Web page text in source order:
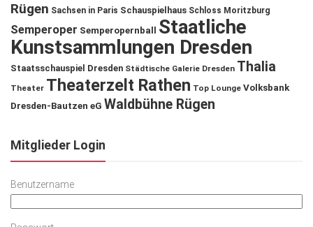
Rügen Sachsen in Paris Schauspielhaus Schloss Moritzburg
Semperoper Semperopernball
Staatliche
Kunstsammlungen Dresden
Staatsschauspiel Dresden Städtische Galerie Dresden Thalia
Theater Theaterzelt Rathen Top Lounge Volksbank
Dresden-Bautzen eG Waldbühne Rügen
Mitglieder Login
Benutzername